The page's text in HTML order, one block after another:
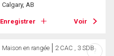
Calgary, AB
Enregistrer Voir
Maison en rangée 2 CAC , 3 SDB?